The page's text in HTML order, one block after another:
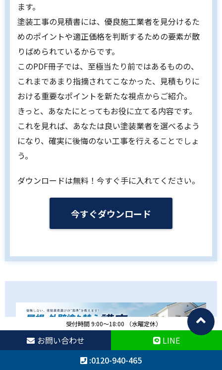
受付時間 9:00～18:00 （水曜定休）
お問い合わせ
LINE
:0120-940-465
ます。
塗装工事の見積書には、優良施工業者を見分けるた
めのポイントや適正価格を判断するための要素が散
りばめられているからです。
このPDF冊子では、至極当たり前ではあるものの、
これまであまり指摘されてこなかった、見積もりに
おける重要なポイントを新たな視点からご紹介。
きっと、あなたにとってもお役に立てる内容です。
これを見れば、あなたは良い塗装業者を選べるよう
になり、確実に後悔のない工事を行えることでしょ
う。
ダウンロードは無料！今すぐ手に入れてください。
今すぐダウンロード